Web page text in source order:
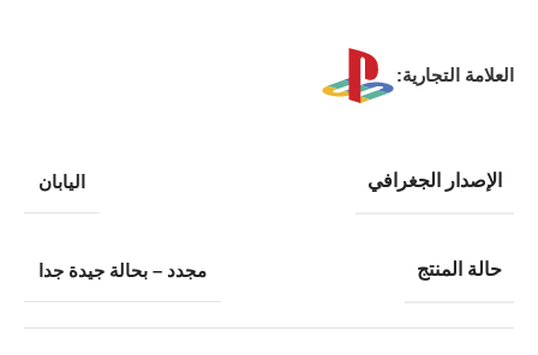
العلامة التجارية:
الإصدار الجغرافي اليابان
حالة المنتج مجدد – بحالة جيدة جدا